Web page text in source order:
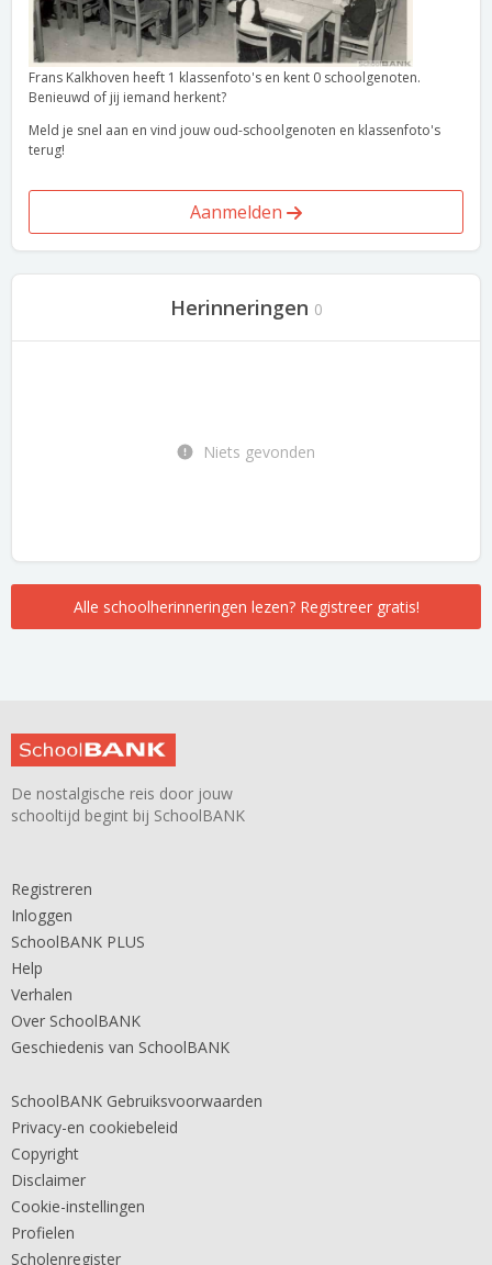
Frans Kalkhoven heeft 1 klassenfoto's en kent 0 schoolgenoten.
Benieuwd of jij iemand herkent?
Meld je snel aan en vind jouw oud-schoolgenoten en klassenfoto's
terug!
Aanmelden
Herinneringen 0
Niets gevonden
Alle schoolherinneringen lezen? Registreer gratis!
De nostalgische reis door jouw
schooltijd begint bij SchoolBANK
Registreren
Inloggen
SchoolBANK PLUS
Help
Verhalen
Over SchoolBANK
Geschiedenis van SchoolBANK
SchoolBANK Gebruiksvoorwaarden
Privacy-en cookiebeleid
Copyright
Disclaimer
Cookie-instellingen
Profielen
Scholenregister